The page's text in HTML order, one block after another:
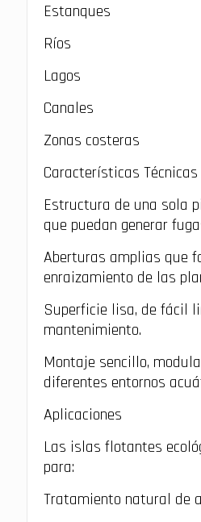
Estanques
Ríos
Lagos
Canales
Zonas costeras
Características Técnicas
Estructura de una sola
que puedan generar
Aberturas amplias que
enraizamiento de las
Superficie lisa, de fácil
mantenimiento.
Montaje sencillo,
diferentes entornos
Aplicaciones
Las islas flotantes
para:
Tratamiento natural de